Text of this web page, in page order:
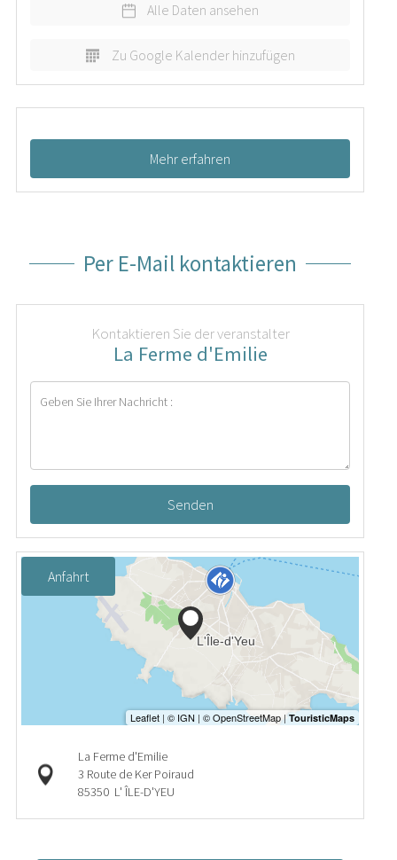
Alle Daten ansehen
Zu Google Kalender hinzufügen
Mehr erfahren
Per E-Mail kontaktieren
Kontaktieren Sie der veranstalter
La Ferme d'Emilie
Senden
Anfahrt
La Ferme d'Emilie
3 Route de Ker Poiraud
85350 L' ÎLE-D'YEU